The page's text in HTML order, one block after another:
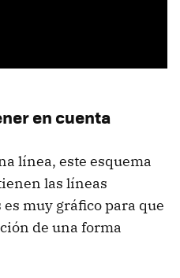
en cuenta
línea, este esquema
las líneas
muy gráfico para que
de una forma